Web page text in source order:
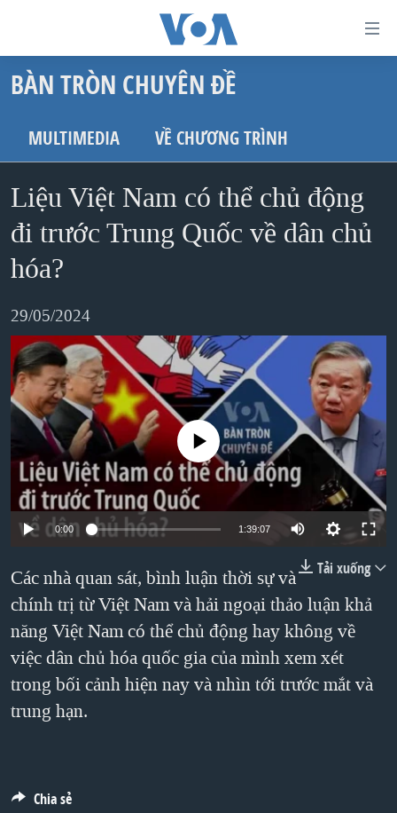
dẫn
truy
cập
dung
chính
Tới
hướng
chính
Đi
tới
"Tìm"
TRANG CHỦ
VIỆT NAM
HOA KỲ
BIỂN ĐÔNG
THẾ GIỚI
BLOG
MỤC
TỰ DO BÁO CHÍ
VẠCH TRẦN TIN GIẢ
NGƯỜI VIỆT HẢI NGOẠI
ĐỜI SỐNG
KINH TẾ
KHOA HỌC
VĂN HOÁ
THỂ THAO
GIÁO DỤC
CHUYÊN ĐỀ
CHIẾN TRANH THƯƠNG MẠI CỦA MỸ: QUÁ KHỨ VÀ HIỆN
TẠI
HÀNH TRÌNH BẦU CỬ 2024
MỘT NĂM CHIẾN TRANH TẠI DẢI GAZA
GIẢI MÃ VÀNH ĐAI & CON ĐƯỜNG
NGÀY TỊ NẠN THẾ GIỚI
TRỊNH VĨNH BÌNH - NGƯỜI HẠ 'BÊN THẮNG CUỘC'
CHI PHÍ CHIẾN TRANH AFGHANISTAN
CÁC GIÁ TRỊ CỘNG HÒA Ở VIỆT NAM
THƯỢNG ĐỈNH TRUMP-KIM TẠI VIỆT NAM
TRỊNH VĨNH BÌNH VS. CHÍNH PHỦ VIỆT NAM
HỌC TIẾNG ANH
VIDEO
NGHE
MẠNG XÃ HỘI
Ngôn ngữ khác
BÀN TRÒN CHUYÊN ĐỀ
MULTIMEDIA VỀ CHƯƠNG TRÌNH
Liệu Việt Nam có thể chủ động
đi trước Trung Quốc về dân chủ
hóa?
29/05/2024
No media source currently available
0:00 1:39:07
Tải xuống
Các nhà quan sát, bình luận thời sự và
chính trị từ Việt Nam và hải ngoại thảo luận khả
năng Việt Nam có thể chủ động hay không về
việc dân chủ hóa quốc gia của mình xem xét
trong bối cảnh hiện nay và nhìn tới trước mắt và
trung hạn.
Chia sẻ